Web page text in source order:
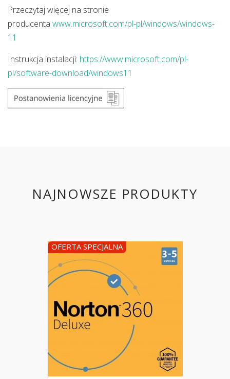
Przeczytaj więcej na stronie
producenta www.microsoft.com/pl-pl/windows/windows-
11
Instrukcja instalacji: https://www.microsoft.com/pl-
pl/software-download/windows11
NAJNOWSZE PRODUKTY
OFERTA SPECJALNA